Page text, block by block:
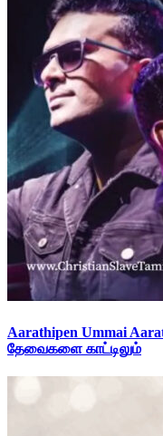
Aarathipen Ummai
தேவைகளை காட்டிலும்